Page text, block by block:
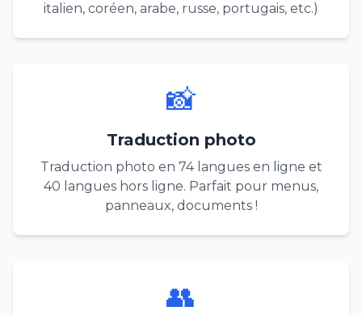
italien, coréen, arabe, russe, portugais, etc.)
📸
Traduction photo
Traduction photo en 74 langues en ligne et
40 langues hors ligne. Parfait pour menus,
panneaux, documents !
👥